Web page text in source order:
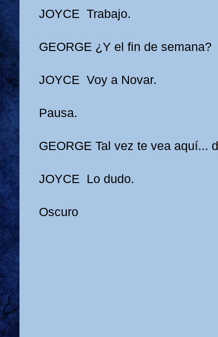
JOYCE Trabajo.
GEORGE ¿Y el fin de semana?
JOYCE Voy a Novar.
Pausa.
GEORGE Tal vez te vea aquí...
JOYCE Lo dudo.
Oscuro